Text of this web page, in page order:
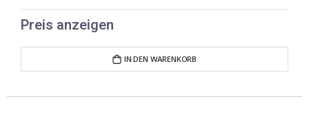
Preis anzeigen
IN DEN WARENKORB